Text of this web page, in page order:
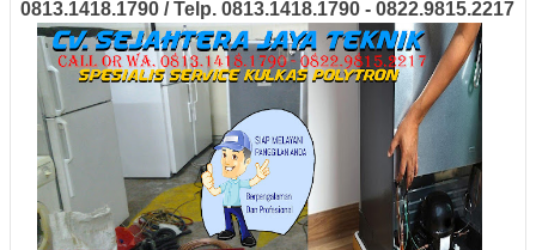
0813.1418.1790 / Telp. 0813.1418.1790 - 0822.9815.2217